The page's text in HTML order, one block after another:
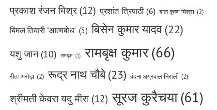
प्रकाश रंजन मिश्र (12) प्रशांत त्रिपाठी (6) बाल कृष्ण मिश्रा (2)
बिमल तिवारी "आत्मबोध" (5) बिसेन कुमार यादव(22)
यशु जान (10) रामबृक्ष (1) रामबृक्ष कुमार(66)
रीता अरोड़ा (2) रूद्र नाथ चौबे(23) वंदना अग्रवाल निराली (2)
श्रीमती केवरा यदु मीरा (12) सूरज कुरैचया(61)